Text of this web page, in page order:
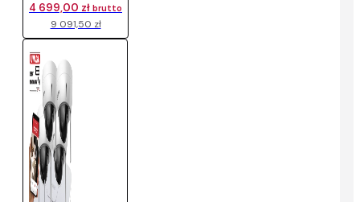
9 091,50 zł
4 699,00 zł brutto